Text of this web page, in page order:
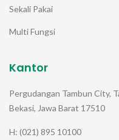
Sekali Pakai
Multi Fungsi
Kantor
Pergudangan Tambun City,
Bekasi, Jawa Barat 17510
H: (021) 895 10100